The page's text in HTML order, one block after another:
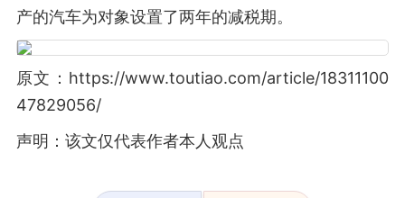
产的汽车为对象设置了两年的减税期。
原文：https://www.toutiao.com/article/18311100
47829056/
声明：该文仅代表作者本人观点